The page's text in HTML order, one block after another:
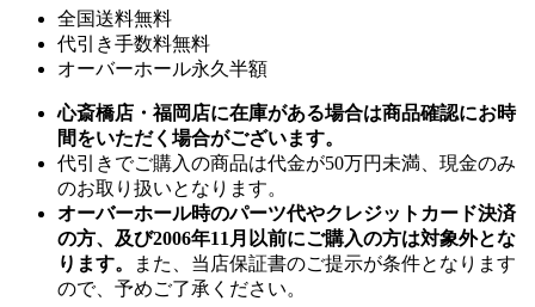
全国送料無料
代引き手数料無料
オーバーホール永久半額
心斎橋店・福岡店に在庫がある場合は商品確認にお時
間をいただく場合がございます。
代引きでご購入の商品は代金が50万円未満、現金のみ
のお取り扱いとなります。
オーバーホール時のパーツ代やクレジットカード決済
の方、及び2006年11月以前にご購入の方は対象外とな
ります。
また、当店保証書のご提示が条件となります
ので、予めご了承ください。